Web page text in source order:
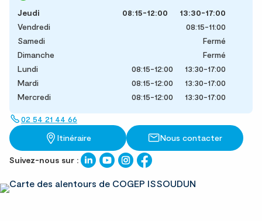
Jeudi
08:15-12:00
13:30-17:00
Vendredi
08:15-11:00
Samedi
Fermé
Dimanche
Fermé
Lundi
08:15-12:00
13:30-17:00
Mardi
08:15-12:00
13:30-17:00
Mercredi
08:15-12:00 13:30-17:00
02 54 21 44 66
Itinéraire
Nous contacter
Suivez-nous sur :